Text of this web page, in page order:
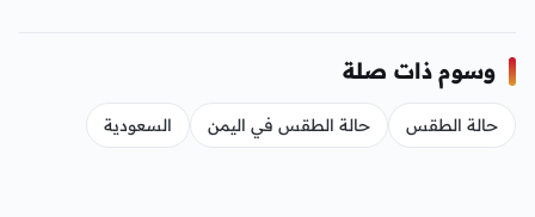
وسوم ذات صلة
حالة الطقس حالة الطقس في اليمن السعودية